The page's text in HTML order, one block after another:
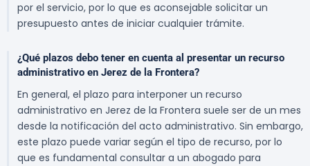
por el servicio, por lo que es aconsejable solicitar un
presupuesto antes de iniciar cualquier trámite.
¿Qué plazos debo tener en cuenta al presentar un recurso
administrativo en Jerez de la Frontera?
En general, el plazo para interponer un recurso
administrativo en Jerez de la Frontera suele ser de un mes
desde la notificación del acto administrativo. Sin embargo,
este plazo puede variar según el tipo de recurso, por lo
que es fundamental consultar a un abogado para